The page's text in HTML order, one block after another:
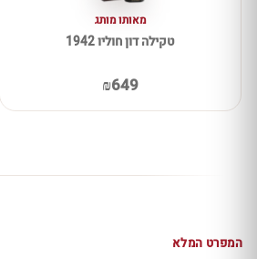
מאותו מותג
טקילה דון חוליו 1942
₪649
המפרט המלא